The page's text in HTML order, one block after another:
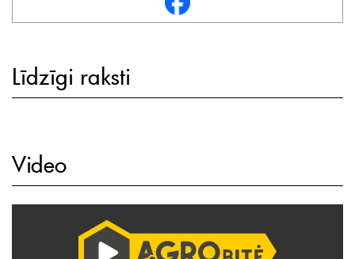
Līdzīgi raksti
Video